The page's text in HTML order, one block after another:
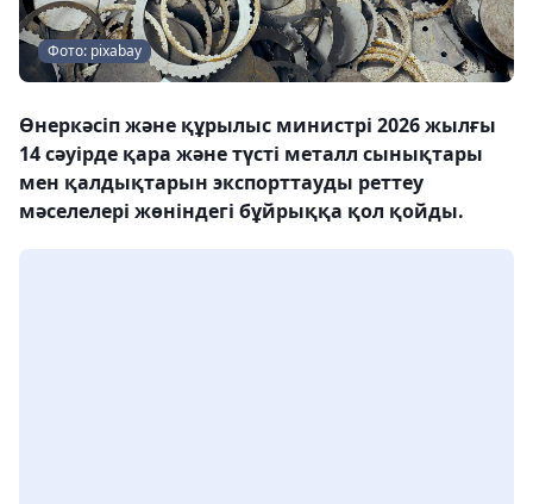
Фото: pixabay
Өнеркәсіп және құрылыс министрі 2026 жылғы
14 сәуірде қара және түсті металл сынықтары
мен қалдықтарын экспорттауды реттеу
мәселелері жөніндегі бұйрыққа қол қойды.